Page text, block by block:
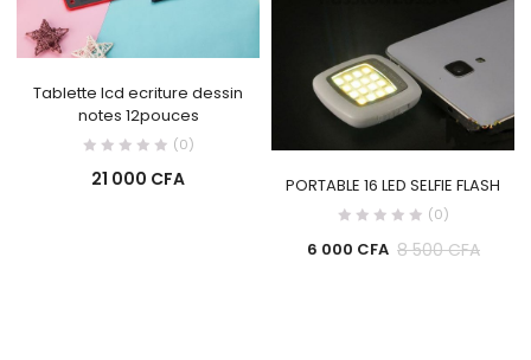
Tablette lcd ecriture dessin
notes 12pouces
(0)
21 000 CFA PORTABLE 16 LED SELFIE FLASH
(0)
6 000 CFA 8 500CFA